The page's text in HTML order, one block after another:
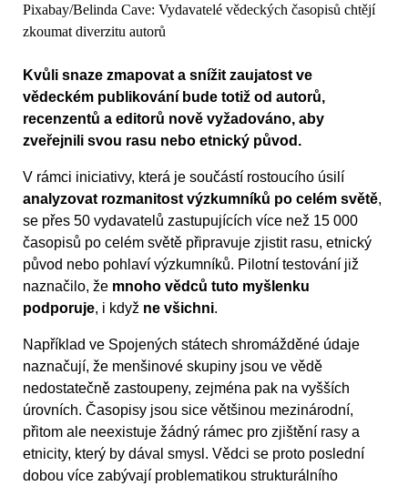
Pixabay/Belinda Cave: Vydavatelé vědeckých časopisů chtějí
zkoumat diverzitu autorů
Kvůli snaze zmapovat a snížit zaujatost ve
vědeckém publikování bude totiž od autorů,
recenzentů a editorů nově vyžadováno, aby
zveřejnili svou rasu nebo etnický původ.
V rámci iniciativy, která je součástí rostoucího úsilí
analyzovat rozmanitost výzkumníků po celém světě,
se přes 50 vydavatelů zastupujících více než 15 000
časopisů po celém světě připravuje zjistit rasu, etnický
původ nebo pohlaví výzkumníků. Pilotní testování již
naznačilo, že mnoho vědců tuto myšlenku
podporuje, i když ne všichni.
Například ve Spojených státech shromážděné údaje
naznačují, že menšinové skupiny jsou ve vědě
nedostatečně zastoupeny, zejména pak na vyšších
úrovních. Časopisy jsou sice většinou mezinárodní,
přitom ale neexistuje žádný rámec pro zjištění rasy a
etnicity, který by dával smysl. Vědci se proto poslední
dobou více zabývají problematikou strukturálního